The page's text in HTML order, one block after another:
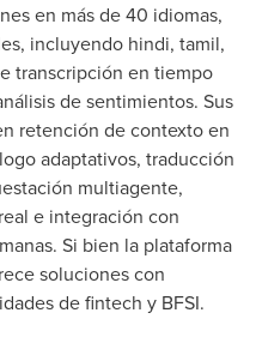
en más de 40 idiomas,
incluyendo hindi, tamil,
transcripción en tiempo
de sentimientos. Sus
retención de contexto en
adaptativos, traducción
multiagente,
e integración con
Si bien la plataforma
soluciones con
de fintech y BFSI.